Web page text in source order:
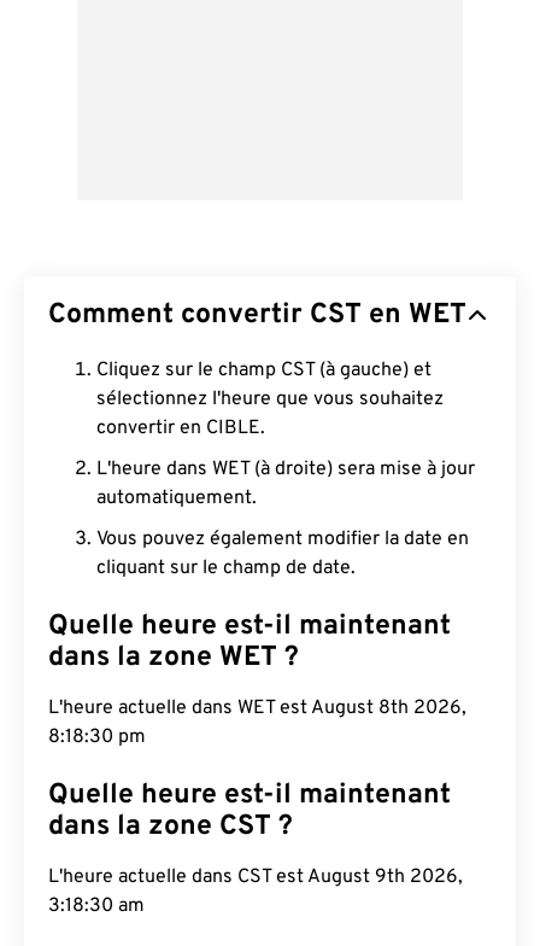
Comment convertir CST en WET
Cliquez sur le champ CST (à gauche) et
sélectionnez l'heure que vous souhaitez
convertir en CIBLE.
L'heure dans WET (à droite) sera mise à jour
automatiquement.
Vous pouvez également modifier la date en
cliquant sur le champ de date.
Quelle heure est-il maintenant
dans la zone WET ?
L'heure actuelle dans WET est August 8th 2026,
8:18:31 pm
Quelle heure est-il maintenant
dans la zone CST ?
L'heure actuelle dans CST est August 9th 2026,
3:18:31 am